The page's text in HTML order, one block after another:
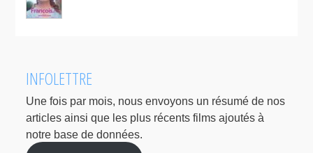
INFOLETTRE
Une fois par mois, nous envoyons un résumé de nos
articles ainsi que les plus récents films ajoutés à
notre base de données.